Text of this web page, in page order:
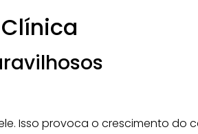
Isso provoca o crescimento